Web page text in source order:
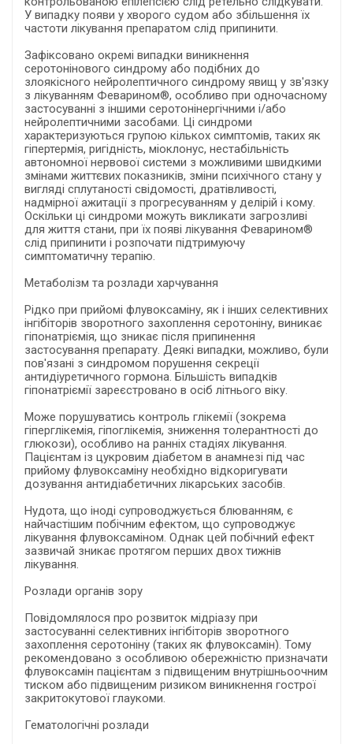
У випадку появи у хворого судом або збільшення їх
частоти лікування препаратом слід припинити.
Зафіксовано окремі випадки виникнення
серотонінового синдрому або подібних до
злоякісного нейролептичного синдрому явищ у зв'язку
з лікуванням Феварином®, особливо при одночасному
застосуванні з іншими серотонінергічними і/або
нейролептичними засобами. Ці синдроми
характеризуються групою кількох симптомів, таких як
гіпертермія, ригідність, міоклонус, нестабільність
автономної нервової системи з можливими швидкими
змінами життєвих показників, зміни психічного стану у
вигляді сплутаності свідомості, дратівливості,
надмірної ажитації з прогресуванням у делірій і кому.
Оскільки ці синдроми можуть викликати загрозливі
для життя стани, при їх появі лікування Феварином®
слід припинити і розпочати підтримуючу
симптоматичну терапію.
Метаболізм та розлади харчування
Рідко при прийомі флувоксаміну, як і інших селективних
інгібіторів зворотного захоплення серотоніну, виникає
гіпонатріємія, що зникає після припинення
застосування препарату. Деякі випадки, можливо, були
пов'язані з синдромом порушення секреції
антидіуретичного гормона. Більшість випадків
гіпонатріємії зареєстровано в осіб літнього віку.
Може порушуватись контроль глікемії (зокрема
гіперглікемія, гіпоглікемія, зниження толерантності до
глюкози), особливо на ранніх стадіях лікування.
Пацієнтам із цукровим діабетом в анамнезі під час
прийому флувоксаміну необхідно відкоригувати
дозування антидіабетичних лікарських засобів.
Нудота, що іноді супроводжується блюванням, є
найчастішим побічним ефектом, що супроводжує
лікування флувоксаміном. Однак цей побічний ефект
зазвичай зникає протягом перших двох тижнів
лікування.
Розлади органів зору
Повідомлялося про розвиток мідріазу при
застосуванні селективних інгібіторів зворотного
захоплення серотоніну (таких як флувоксамін). Тому
рекомендовано з особливою обережністю призначати
флувоксамін пацієнтам з підвищеним внутрішньоочним
тиском або підвищеним ризиком виникнення гострої
закритокутової глаукоми.
Гематологічні розлади